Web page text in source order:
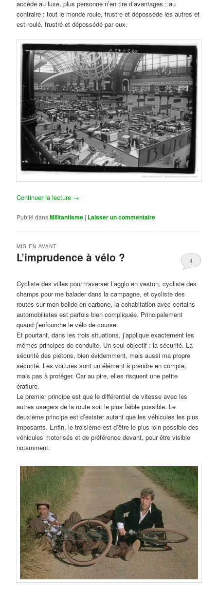
accède au luxe, plus personne n’en tire d’avantages ; au
contraire : tout le monde roule, frustre et dépossède les autres et
est roulé, frustré et dépossédé par eux.
Continuer la lecture →
Publié dansMilitantisme | Laisser un commentaire
L’imprudence à vélo ?
MIS EN AVANT
4
Cycliste des villes pour traverser l’agglo en veston, cycliste des
champs pour me balader dans la campagne, et cycliste des
routes sur mon bolide en carbone, la cohabitation avec certains
automobilistes est parfois bien compliquée. Principalement
quand j’enfourche le vélo de course.
Et pourtant, dans les trois situations, j’applique exactement les
mêmes principes de conduite. Un seul objectif : la sécurité. La
sécurité des piétons, bien évidemment, mais aussi ma propre
sécurité. Les voitures sont un élément à prendre en compte,
mais pas à protéger. Car au pire, elles risquent une petite
éraflure.
Le premier principe est que le différentiel de vitesse avec les
autres usagers de la route soit le plus faible possible. Le
deuxième principe est d’exister autant que les véhicules les plus
imposants. Enfin, le troisième est d’être le plus loin possible des
véhicules motorisés et de préférence devant, pour être visible
notamment.